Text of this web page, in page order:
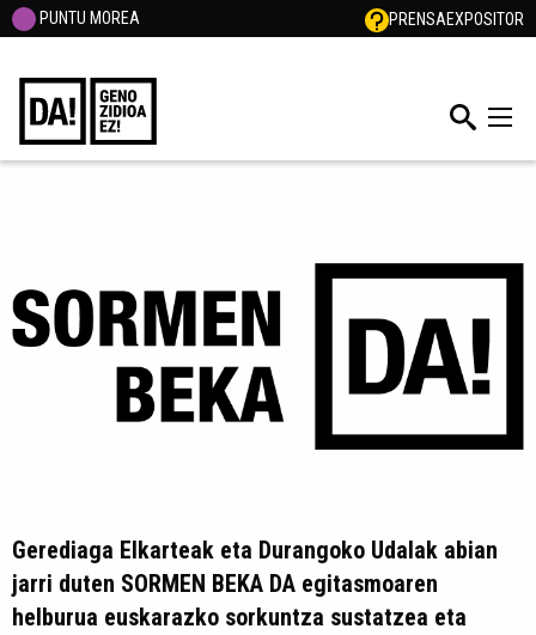
PUNTU MOREA PRENSAEXPOSITOR
Gerediaga Elkarteak eta Durangoko Udalak abian
jarri duten SORMEN BEKA DA egitasmoaren
helburua euskarazko sorkuntza sustatzea eta